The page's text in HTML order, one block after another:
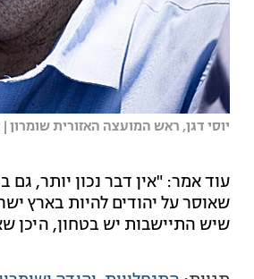
יוסי דגן, ראש המועצה האזורית שומרון |
עוד אמר: "אין דבר נכון יותר,
שיש התיישבות יש בטחון, היכן